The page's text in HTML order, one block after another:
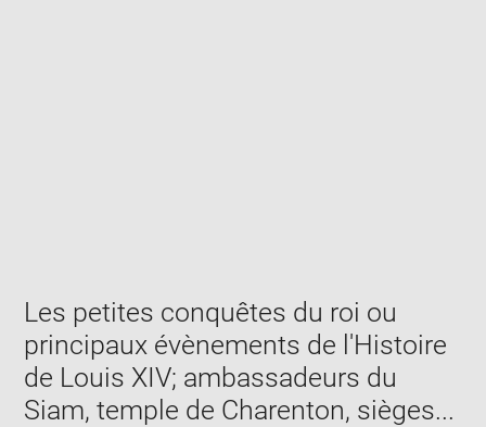
window
Les petites conquêtes du roi ou
principaux évènements de l'Histoire
de Louis XIV; ambassadeurs du
Siam, temple de Charenton, sièges...